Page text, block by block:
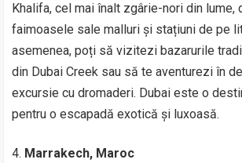
Khalifa, cel mai înalt zgârie-nori din lume,
faimoasele sale malluri și stațiuni de pe
asemenea, poți să vizitezi bazarurile
din Dubai Creek sau să te aventurezi în
excursie cu dromaderi. Dubai este o
pentru o escapadă exotică și luxoasă.
Marrakech, Maroc